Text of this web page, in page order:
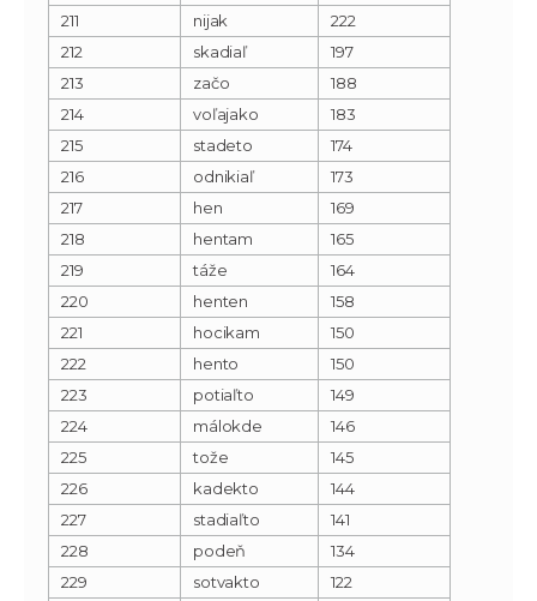
211
nijak
222
212
skadiaľ
197
213
začo
188
214
voľajako
183
215
stadeto
174
216
odnikiaľ
173
217
hen
169
218
hentam
165
219
táže
164
220
henten
158
221
hocikam
150
222
hento
150
223
potiaľto
149
224
málokde
146
225
tože
145
226
kadekto
144
227
stadiaľto
141
228
podeň
134
229
sotvakto
122